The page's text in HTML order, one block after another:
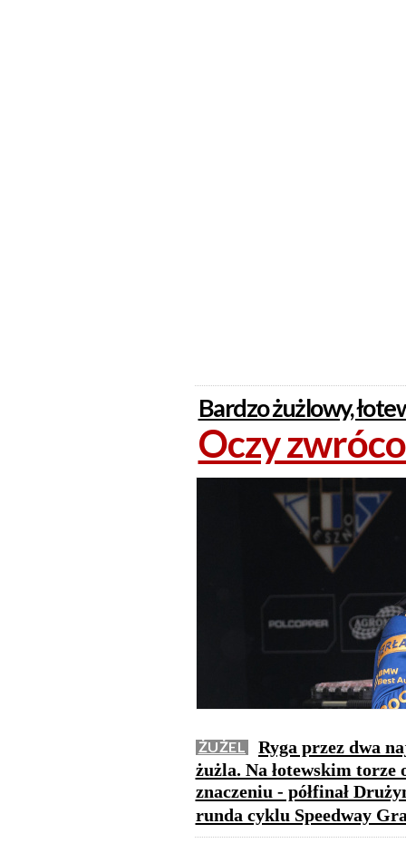
Bardzo żużlowy,
Oczy
ŻUŻEL
Ryga przez dwa
żużla. Na łotewskim
znaczeniu - półfinał
runda cyklu Speedway